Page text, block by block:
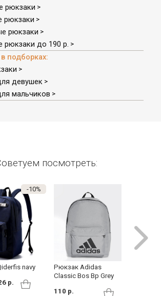
рюкзаки >
рюкзаки >
рюкзаки >
рюкзаки до 190 р. >
подборках:
>
девушек >
мальчиков >
посмотреть:
-10%
navy
р.
Рюкзак Adidas
Classic Bos Bp Grey
110 р.